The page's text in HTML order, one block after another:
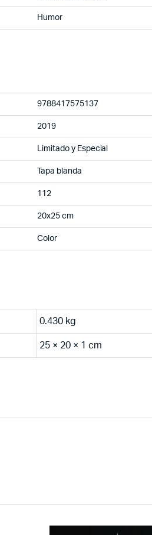
Humor
9788417575137
2019
Limitado y Especial
Tapa blanda
112
20x25 cm
Color
0.430 kg
25 × 20 × 1 cm